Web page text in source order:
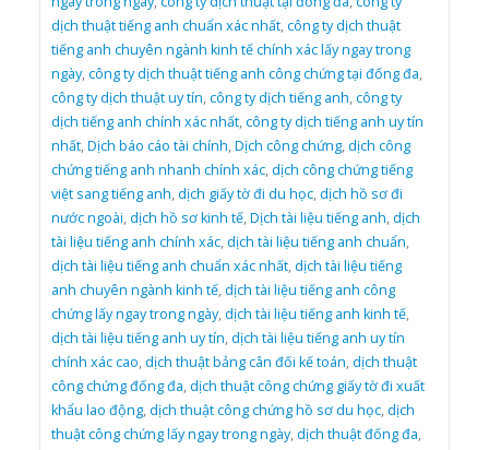
dịch thuật tiếng anh chuẩn xác nhất,công ty dịch thuật
tiếng anh chuyên ngành kinh tế chính xác lấy ngay trong
ngày,công ty dịch thuật tiếng anh công chứng tại đống đa,
công ty dịch thuật uy tín,công ty dịch tiếng anh,công ty
dịch tiếng anh chính xác nhất,công ty dịch tiếng anh uy tín
nhất,Dịch báo cáo tài chính,Dịch công chứng,dịch công
chứng tiếng anh nhanh chính xác,dịch công chứng tiếng
việt sang tiếng anh,dịch giấy tờ đi du học,dịch hồ sơ đi
nước ngoài,dịch hồ sơ kinh tế,Dịch tài liệu tiếng anh,dịch
tài liệu tiếng anh chính xác,dịch tài liệu tiếng anh chuẩn,
dịch tài liệu tiếng anh chuẩn xác nhất,dịch tài liệu tiếng
anh chuyên ngành kinh tế,dịch tài liệu tiếng anh công
chứng lấy ngay trong ngày,dịch tài liệu tiếng anh kinh tế,
dịch tài liệu tiếng anh uy tín,dịch tài liệu tiếng anh uy tín
chính xác cao,dịch thuật bảng cân đối kế toán,dịch thuật
công chứng đống đa,dịch thuật công chứng giấy tờ đi xuất
khẩu lao động,dịch thuật công chứng hồ sơ du học,dịch
thuật công chứng lấy ngay trong ngày,dịch thuật đống đa,